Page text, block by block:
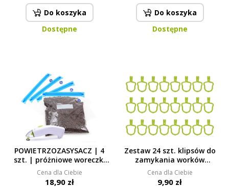
Do koszyka
Dostępne
Do koszyka
Dostępne
POWIETRZOZASYSACZ | 4
szt. | próżniowe woreczki
strunowe 3 L z zaworkiem
Cena dla Ciebie
18,90 zł
Zestaw 24 szt. klipsów do
zamykania worków
fioletowe
Cena dla Ciebie
9,90 zł